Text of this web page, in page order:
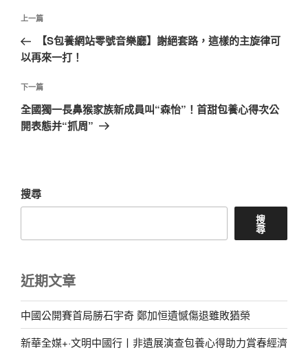
文
導
覽
上
一
篇
章
上一篇
【S包養網站零號音樂廳】謝絕套路，這樣的主旋律可
以再來一打！
下
一
篇
下一篇
全國獨一長鼻猴家族新成員叫“森怡”！首甜包養心得次公
開表態并“抓周”
搜尋
搜
尋
近期文章
中國公開賽首局勝石宇奇 鄭加恒遺憾傷退雖敗猶榮
新華全媒+·文明中國行丨非遺展演查包養心得助力賞春經濟